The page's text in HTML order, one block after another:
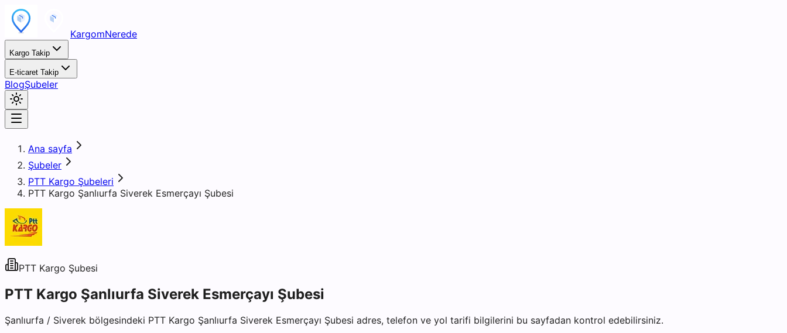
KargomNerede
Kargo Takip
E-ticaret Takip
BlogŞubeler
Ana sayfa
Şubeler
PTT Kargo Şubeleri
PTT Kargo Şanlıurfa Siverek Esmerçayı Şubesi
PTT Kargo Şubesi
PTT Kargo Şanlıurfa Siverek Esmerçayı Şubesi
Şanlıurfa / Siverek bölgesindeki PTT Kargo Şanlıurfa Siverek Esmerçayı Şubesi adres, telefon ve yol tarifi bilgilerini bu sayfadan kontrol edebilirsiniz.